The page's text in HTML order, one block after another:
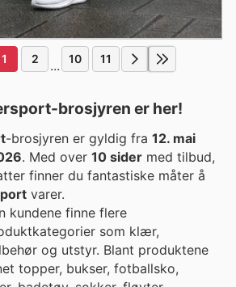
1 2 ... 10 11
brosjyren er her!
-brosjyren er gyldig fra 12. mai
. Med over 10 sider med tilbud,
finner du fantastiske måter å
varer.
kundene finne flere
som klær,
og utstyr. Blant produktene
topper, bukser, fotballsko,